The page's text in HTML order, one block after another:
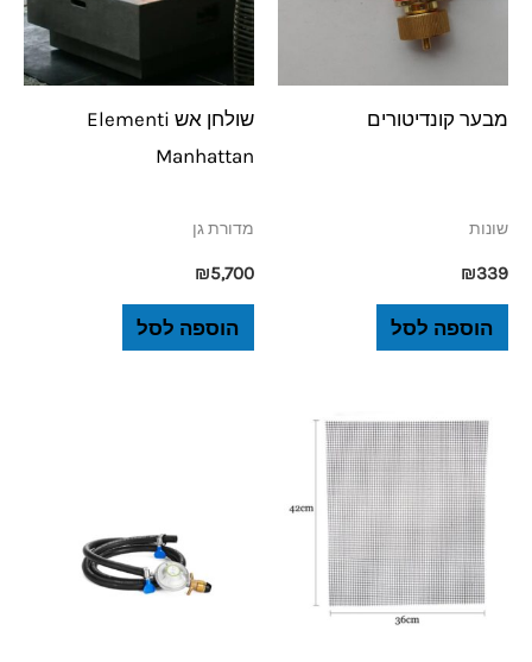
מבער קונדיטורים
שונות
₪339
הוספה לסל
שולחן אש Elementi
Manhattan
מדורת גן
₪5,700
הוספה לסל